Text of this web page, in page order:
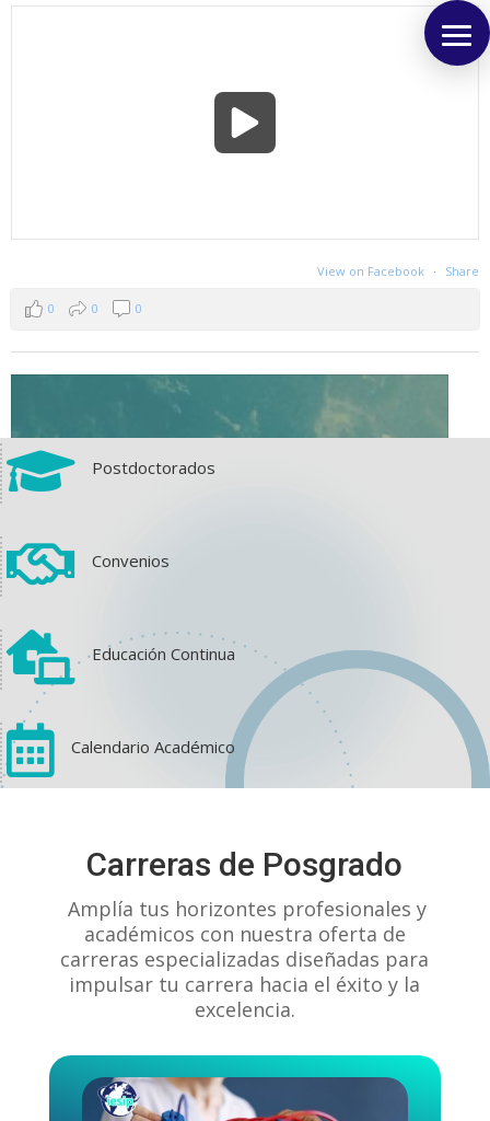
View on Facebook · Share
0 0 0
1 0
 Postdoctorados
 Convenios
 Educación Continua
 Calendario Académico
Carreras de Posgrado
Amplía tus horizontes profesionales y
académicos con nuestra oferta de
carreras especializadas diseñadas para
impulsar tu carrera hacia el éxito y la
excelencia.